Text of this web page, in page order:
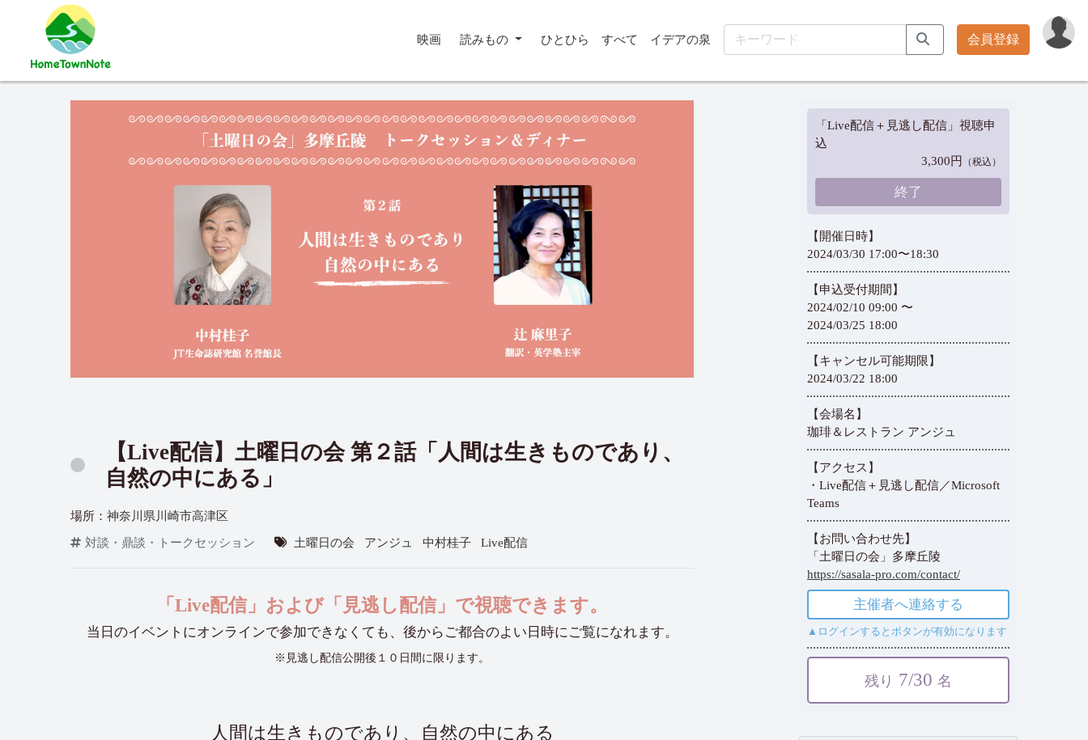
映画 読みもの ひとひら すべて イデアの泉 会員登録
【Live配信】土曜日の会 第２話「人間は生きものであり、
自然の中にある」
場所： 神奈川県川崎市高津区
対談・鼎談・トークセッション
土曜日の会 アンジュ 中村桂子 Live配信
「Live配信」および「見逃し配信」で視聴できます。
当日のイベントにオンラインで参加できなくても、後からご都合のよい日時にご覧になれます。
※見逃し配信公開後１０日間に限ります。
人間は生きものであり、自然の中にある
「Live配信＋見逃し配信」視聴申
込
3,300円
（税込）
終了
【開催日時】
2024/03/30 17:00〜18:30
【申込受付期間】
2024/02/10 09:00 〜
2024/03/25 18:00
【キャンセル可能期限】
2024/03/22 18:00
【会場名】
珈琲＆レストラン アンジュ
【アクセス】
・Live配信＋見逃し配信／Microsoft
Teams
【お問い合わせ先】
「土曜日の会」多摩丘陵
https://sasala-pro.com/contact/
主催者へ連絡する
▲ログインするとボタンが有効になります
残り 7/30 名